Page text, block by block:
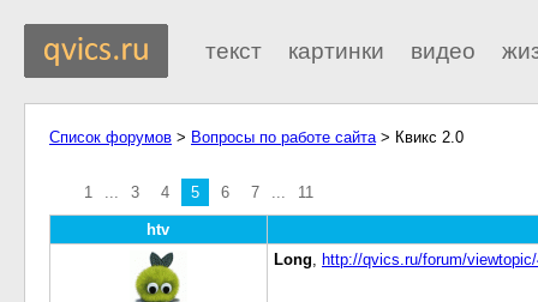
текст картинки видео
Список форумов > Вопросы по работе сайта> Квикс 2.0
1 ... 3 4 5 6 7 ... 11
htv
Long, http://qvics.ru/forum/